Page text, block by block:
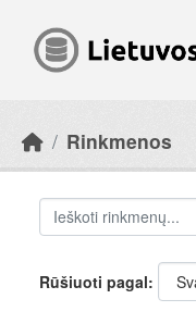
Rinkmenos
Rūšiuoti pagal